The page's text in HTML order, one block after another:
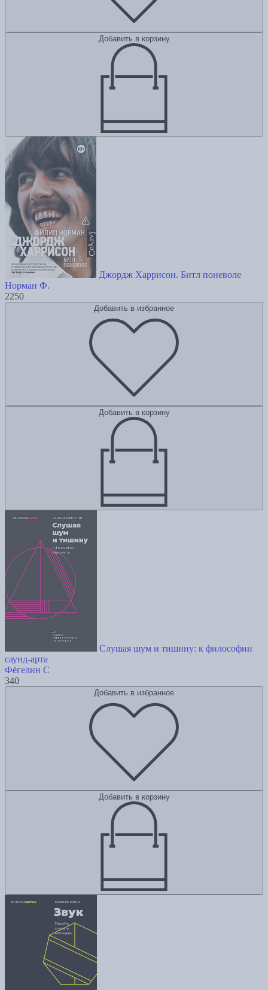
Добавить в корзину
Джордж Харрисон. Битл поневоле
Норман Ф.
2250
Добавить в избранное
Добавить в корзину
Слушая шум и тишину: к философии
саунд-арта
Фёгелин С
340
Добавить в избранное
Добавить в корзину